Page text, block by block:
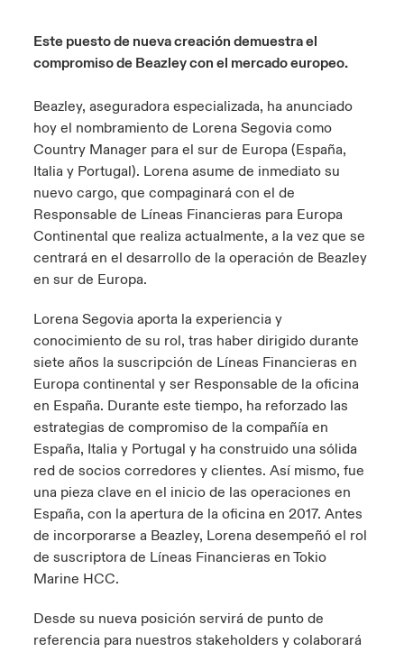
Acceso
Relaciones Con Inversores
Beazley
Resilience - Riesgos climáticos y medioambientales 2025
Cyber
Services Snapshot
Spain
(French)
America
(French)
America
(French)
America
(French)
America
(French)
America
(French)
America
(French)
America
(French)
America
(French)
America
(French)
America
(French)
America
Este puesto de nueva creación demuestra el
compromiso de Beazley con el mercado europeo.
Beazley, aseguradora especializada, ha anunciado
hoy el nombramiento de Lorena Segovia como
Country Manager para el sur de Europa (España,
Italia y Portugal). Lorena asume de inmediato su
nuevo cargo, que compaginará con el de
Responsable de Líneas Financieras para Europa
Continental que realiza actualmente, a la vez que se
centrará en el desarrollo de la operación de Beazley
en sur de Europa.
Lorena Segovia aporta la experiencia y
conocimiento de su rol, tras haber dirigido durante
siete años la suscripción de Líneas Financieras en
Europa continental y ser Responsable de la oficina
en España. Durante este tiempo, ha reforzado las
estrategias de compromiso de la compañía en
España, Italia y Portugal y ha construido una sólida
red de socios corredores y clientes. Así mismo, fue
una pieza clave en el inicio de las operaciones en
España, con la apertura de la oficina en 2017. Antes
de incorporarse a Beazley, Lorena desempeñó el rol
de suscriptora de Líneas Financieras en Tokio
Marine HCC.
Desde su nueva posición servirá de punto de
referencia para nuestros stakeholders y colaborará